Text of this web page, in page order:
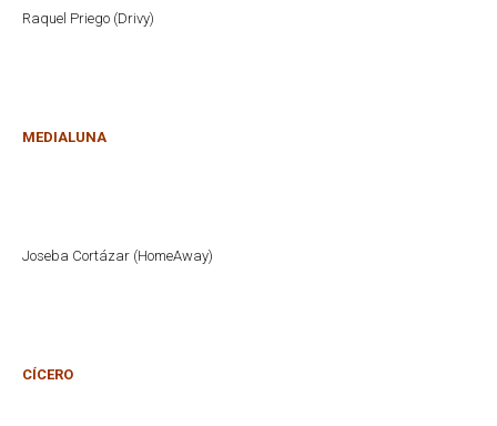
Raquel Priego (Drivy)
MEDIALUNA
Joseba Cortázar (HomeAway)
CÍCERO